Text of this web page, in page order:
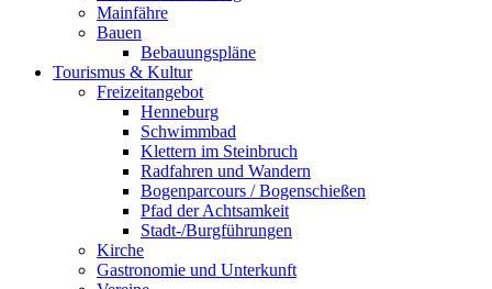
Mainfähre
Bauen
Bebauungspläne
Tourismus & Kultur
Freizeitangebot
Henneburg
Schwimmbad
Klettern im Steinbruch
Radfahren und Wandern
Bogenparcours / Bogenschießen
Pfad der Achtsamkeit
Stadt-/Burgführungen
Kirche
Gastronomie und Unterkunft